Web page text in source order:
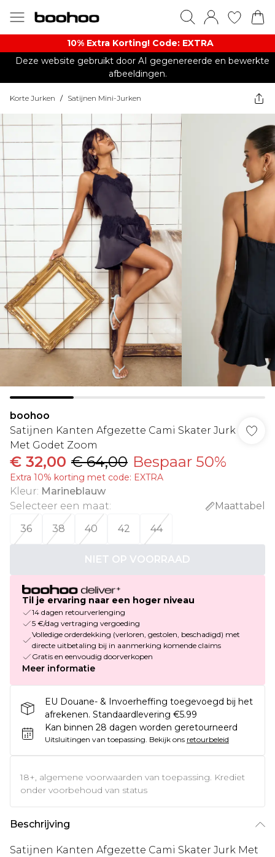
10% Extra Korting! Code: EXTRA​
Deze website gebruikt door AI gegenereerde en bewerkte
afbeeldingen.
Korte Jurken / Satijnen Mini-Jurken
boohoo
Satijnen Kanten Afgezette Cami Skater Jurk
Met Godet Zoom
€ 32,00 € 64,00 Bespaar 50%
Extra 10% korting met code: EXTRA
Kleur: Marineblauw
Selecteer een maat:
Maattabel
36
38 40 42 44
NIET OP VOORRAAD
Til je ervaring naar een hoger niveau
14 dagen retourverlenging
5 €/dag vertraging vergoeding
Volledige orderdekking (verloren, gestolen, beschadigd) met
directe uitbetaling bij in aanmerking komende claims
Gratis en eenvoudig doorverkopen
Meer informatie
EU Douane- & Invoerheffing toegevoegd bij het
afrekenen. Standaardlevering €5.99
Kan binnen 28 dagen worden geretourneerd
Uitsluitingen van toepassing. Bekijk ons retourbeleid
18+, algemene voorwaarden van toepassing. Krediet
onder voorbehoud van status
Beschrijving
Satijnen Kanten Afgezette Cami Skater Jurk Met